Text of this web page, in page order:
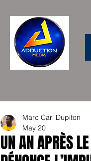
UN AN APRÈS
Marc Carl Dupiton
May 20